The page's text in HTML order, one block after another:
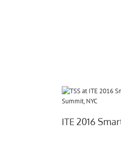
ITE 2016